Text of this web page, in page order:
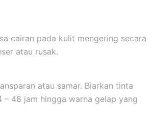
cairan pada kulit mengering secara
atau rusak.
atau samar. Biarkan tinta
48 jam hingga warna gelap yang